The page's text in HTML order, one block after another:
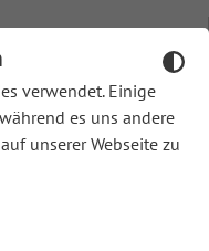
verwendet. Einige
es uns andere
unserer Webseite zu
-Brandenburg
Rahmenlehrplan Online Berlin-Brandenburg